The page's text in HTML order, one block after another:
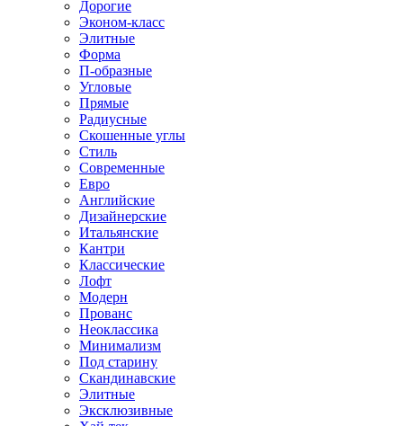
Дорогие
Эконом-класс
Элитные
Форма
П-образные
Угловые
Прямые
Радиусные
Скошенные углы
Стиль
Современные
Евро
Английские
Дизайнерские
Итальянские
Кантри
Классические
Лофт
Модерн
Прованс
Неоклассика
Минимализм
Под старину
Скандинавские
Элитные
Эксклюзивные